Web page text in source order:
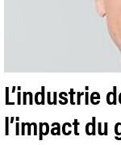
L’industrie
l’impact du